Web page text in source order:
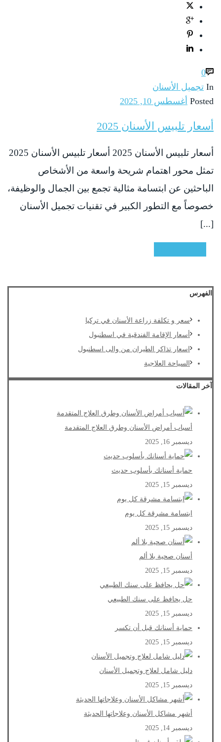
0
In تجميل الأسنان
Posted أغسطس 10, 2025
أسعار تلبيس الأسنان 2025
أسعار تلبيس الأسنان 2025 أسعار تلبيس الأسنان 2025
تمثل محور اهتمام شريحة واسعة من الأشخاص
الباحثين عن ابتسامة مثالية تجمع بين الجمال والوظيفة،
خصوصاً مع التطور الكبير في تقنيات تجميل الأسنان
[...]
الفهرس
سعر و تكلفة زراعة الأسنان في تركيا
أسعار الإقامة الفندقية في اسطنبول
اسعار تذاكر الطيران من والى اسطنبول
السياحة العلاجية
آخر المقالات
أسباب أمراض الأسنان وطرق العلاج المتقدمة
ديسمبر 16, 2025
حماية أسنانك بأسلوب حديث
ديسمبر 15, 2025
ابتسامة مشرقة كل يوم
ديسمبر 15, 2025
أسنان صحية بلا ألم
ديسمبر 15, 2025
حل يحافظ على سنك الطبيعي
ديسمبر 15, 2025
حماية أسنانك قبل أن تكسر
ديسمبر 15, 2025
دليل شامل لعلاج وتجميل الأسنان
ديسمبر 15, 2025
أشهر مشاكل الأسنان وعلاجاتها الحديثة
ديسمبر 14, 2025